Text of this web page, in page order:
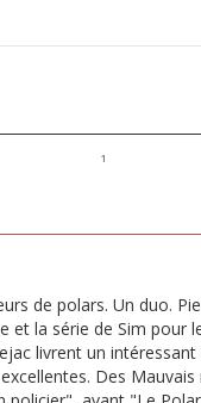
1
de polars. Un duo.
et la série de Sim pour
livrent un
Des